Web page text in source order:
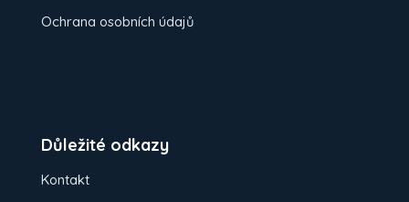
Ochrana osobních údajů
Důležité odkazy
Kontakt